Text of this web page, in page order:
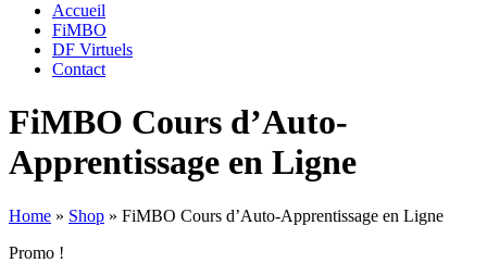
Accueil
FiMBO
DF Virtuels
Contact
FiMBO Cours d’Auto-
Apprentissage en Ligne
Home » Shop » FiMBO Cours d’Auto-Apprentissage en Ligne
Promo !